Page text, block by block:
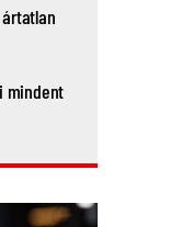
mindent